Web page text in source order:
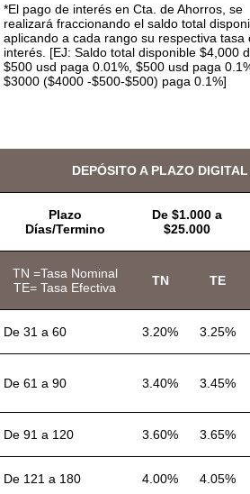
*El pago de interés en Cta. de Ahorros, se
realizará fraccionando el saldo total
aplicando a cada rango su respectiva tasa
interés. [EJ: Saldo total disponible $4,000
$500 usd paga 0.01%, $500 usd paga
$3000 ($4000 -$500-$500) paga 0.1%]
DEPÓSITO A PLAZO
Plazo
Días/Termino
De $1.000 a
$25.000
TN =Tasa Nominal
TE= Tasa Efectiva
TN TE
De 31 a 60 3.20% 3.25%
De 61 a 90 3.40% 3.45%
De 91 a 120 3.60% 3.65%
De 121 a 180 4.00% 4.05%